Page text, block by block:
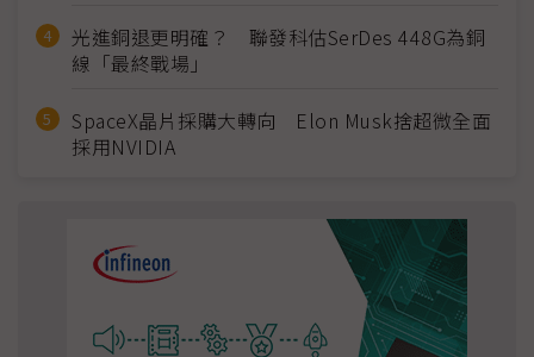
光進銅退更明確？ 聯發科估SerDes 448G為銅
線「最終戰場」
SpaceX晶片採購大轉向 Elon Musk捨超微全面
採用NVIDIA